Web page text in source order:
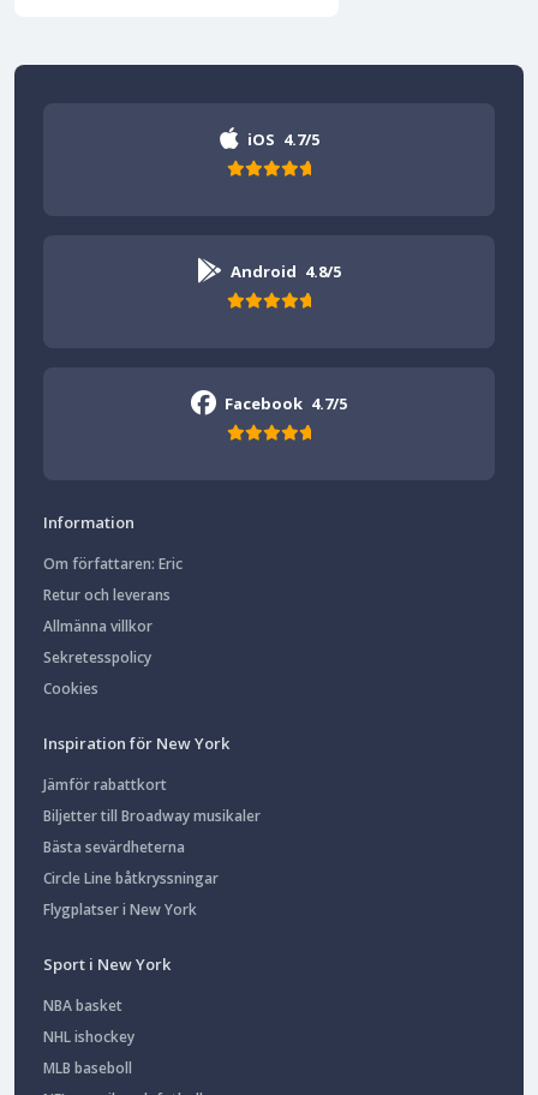
iOS 4.7/5
Android 4.8/5
Facebook 4.7/5
Information
Om författaren: Eric
Retur och leverans
Allmänna villkor
Sekretesspolicy
Cookies
Inspiration för New York
Jämför rabattkort
Biljetter till Broadway musikaler
Bästa sevärdheterna
Circle Line båtkryssningar
Flygplatser i New York
Sport i New York
NBA basket
NHL ishockey
MLB baseboll